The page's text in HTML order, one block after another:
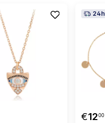
24h
€1200